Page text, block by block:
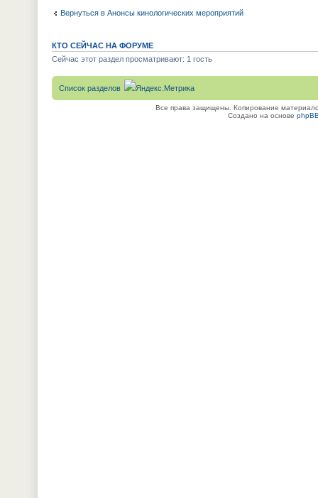
Вернуться в Анонсы кинологических мероприятий
КТО СЕЙЧАС НА ФОРУМЕ
Сейчас этот раздел просматривают: 1 гость
Список разделов
Все права защищены. Копирование
Создано на основе